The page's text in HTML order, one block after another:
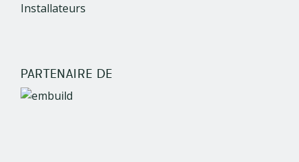
Installateurs
PARTENAIRE DE
Image